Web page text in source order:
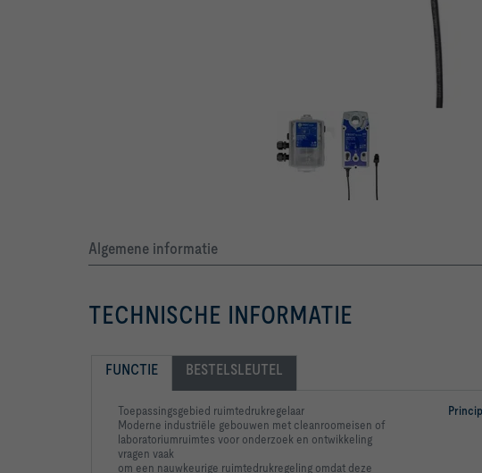
Algemene informatie
TECHNISCHE INFORMATIE
FUNCTIE BESTELSLEUTEL
Toepassingsgebied ruimtedrukregelaar
Moderne industriële gebouwen met cleanroomeisen of
laboratoriumruimtes voor onderzoek en ontwikkeling
vragen vaak
om een nauwkeurige ruimtedrukregeling omdat deze